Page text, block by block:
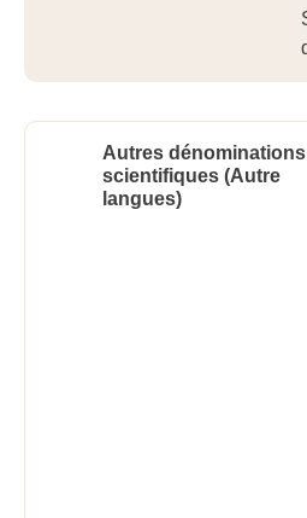
Autres dénominations
scientifiques (Autre
langues)